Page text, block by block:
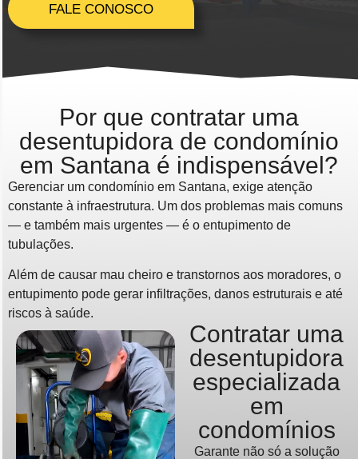
FALE CONOSCO
Por que contratar uma
desentupidora de condomínio
em Santana é indispensável?
Gerenciar um condomínio em Santana, exige atenção
constante à infraestrutura. Um dos problemas mais comuns
— e também mais urgentes — é o entupimento de
tubulações.
Além de causar mau cheiro e transtornos aos moradores, o
entupimento pode gerar infiltrações, danos estruturais e até
riscos à saúde.
Contratar uma
desentupidora
especializada
em
condomínios
Garante não só a solução